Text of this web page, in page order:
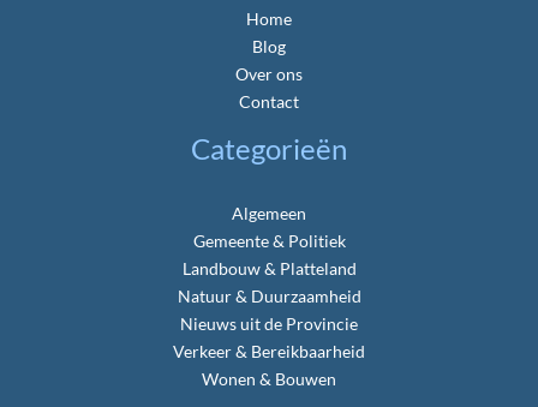
Home
Blog
Over ons
Contact
Categorieën
Algemeen
Gemeente & Politiek
Landbouw & Platteland
Natuur & Duurzaamheid
Nieuws uit de Provincie
Verkeer & Bereikbaarheid
Wonen & Bouwen